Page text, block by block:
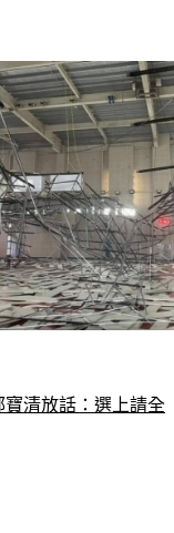
清放話：選上請全